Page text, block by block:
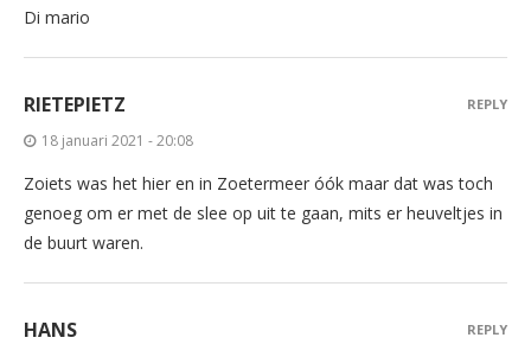
Di mario
RIETEPIETZ
18 januari 2021 - 20:08
Zoiets was het hier en in Zoetermeer óók maar dat was toch
genoeg om er met de slee op uit te gaan, mits er heuveltjes in
de buurt waren.
REPLY
HANS REPLY